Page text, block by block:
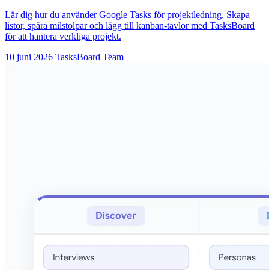
Lär dig hur du använder Google Tasks för projektledning. Skapa
listor, spåra milstolpar och lägg till kanban-tavlor med TasksBoard
för att hantera verkliga projekt.
10 juni 2026 TasksBoard Team